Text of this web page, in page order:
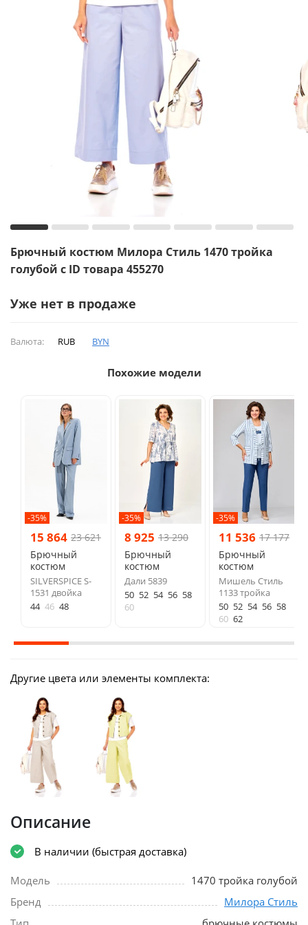
Брючный костюм Милора Стиль 1470 тройка
голубой с ID товара 455270
Уже нет в продаже
Валюта: RUB BYN
Похожие модели
-35%
15 864 23 621
Брючный
костюм
SILVERSPICE S-
1531 двойка
44 46 48
-35%
8 925 13 290
Брючный
костюм
Дали 5839
50 52 54 56 58
60
-35%
11 536 17 177
Брючный
костюм
Мишель Стиль
1133 тройка
50 52 54 56 58
60 62
Другие цвета или элементы комплекта:
Описание
В наличии (быстрая доставка)
Модель
1470 тройка голубой
Бренд
Милора Стиль